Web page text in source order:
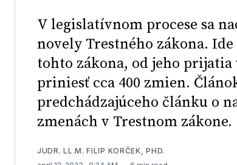
V legislatívnom procese sa
novely Trestného zákona.
tohto zákona, od jeho prijatia
priniesť cca 400 zmien.
predchádzajúceho článku o
zmenách v Trestnom zákone.
JUDR. LL.M. FILIP KORČEK, PHD.